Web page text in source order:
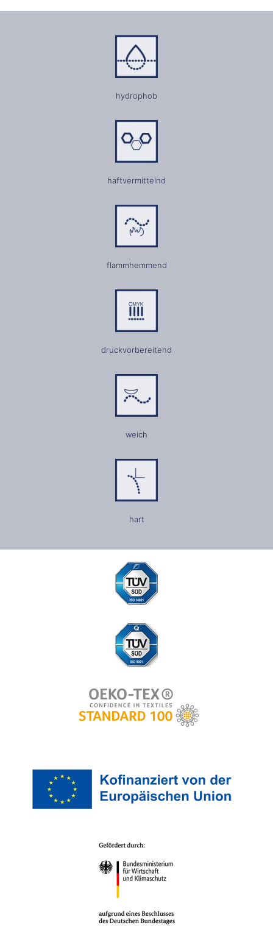
hydrophob
haftvermittelnd
flammhemmend
druckvorbereitend
weich
hart